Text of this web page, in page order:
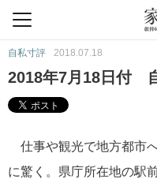
自私寸評 2018.07.18
2018年7月18日付
仕事や観光で地方都市
に驚く。県庁所在地の駅